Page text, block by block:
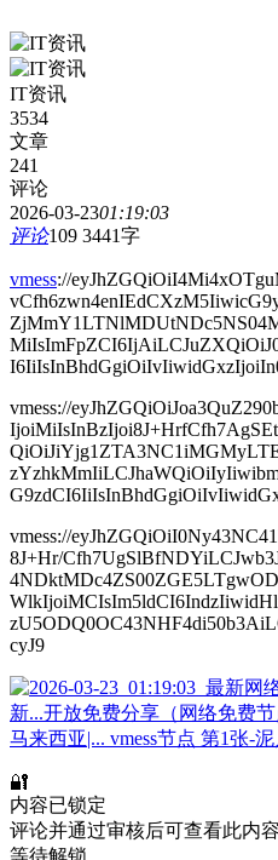
IT资讯
3534
文章
241
评论
2026-03-2301:19:03
评论109 3441字
vmess://
vmess://
vmess://
8J+Hr/
cyJ9
🔐
内容已锁定
评论并通过审核后可查看此内容